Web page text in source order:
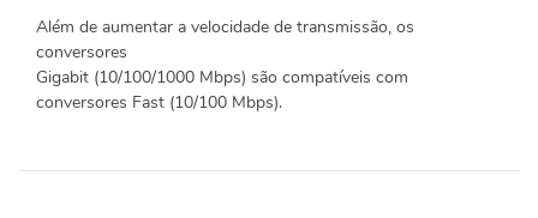
Além de aumentar a velocidade de transmissão, os
conversores
Gigabit (10/100/1000 Mbps) são compatíveis com
conversores Fast (10/100 Mbps).